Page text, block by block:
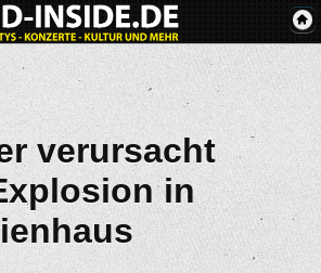
verursacht
in